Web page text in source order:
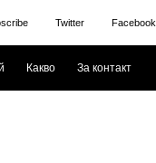
Twitter Facebook
Какво За контакт